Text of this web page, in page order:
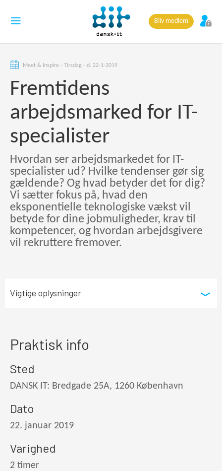
Bliv medlem
Meet & Inspire - Tirsdag - d. 22-1-2019
Fremtidens
arbejdsmarked for IT-
specialister
Hvordan ser arbejdsmarkedet for IT-
specialister ud? Hvilke tendenser gør sig
gældende? Og hvad betyder det for dig?
Vi sætter fokus på, hvad den
eksponentielle teknologiske vækst vil
betyde for dine jobmuligheder, krav til
kompetencer, og hvordan arbejdsgivere
vil rekruttere fremover.
Vigtige oplysninger
Praktisk info
Sted
DANSK IT: Bredgade 25A, 1260 København
Dato
22. januar 2019
Varighed
2 timer